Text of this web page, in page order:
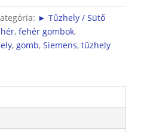
► Tűzhely / Sütő
, fehér gombok,
, gomb, Siemens, tűzhely